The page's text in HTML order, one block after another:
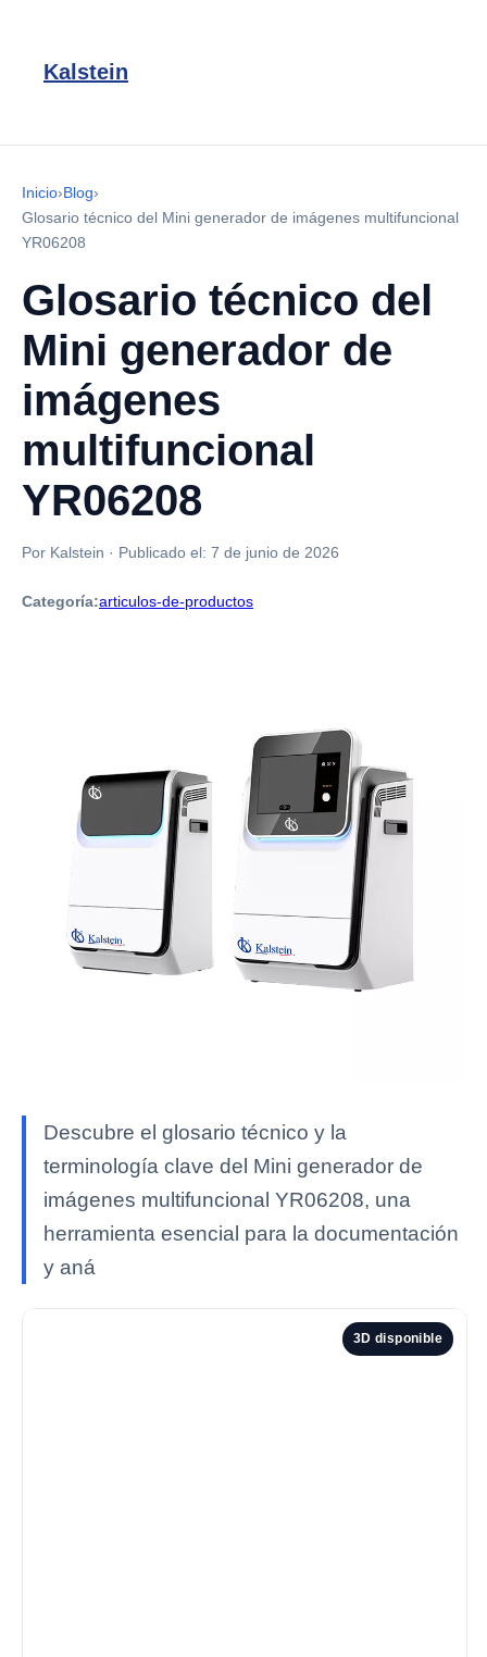
Kalstein
Inicio›Blog›
Glosario técnico del Mini generador de imágenes multifuncional
YR06208
Glosario técnico del
Mini generador de
imágenes
multifuncional
YR06208
Por Kalstein · Publicado el: 7 de junio de 2026
Categoría:articulos-de-productos
Descubre el glosario técnico y la
terminología clave del Mini generador de
imágenes multifuncional YR06208, una
herramienta esencial para la documentación
y aná
3D disponible